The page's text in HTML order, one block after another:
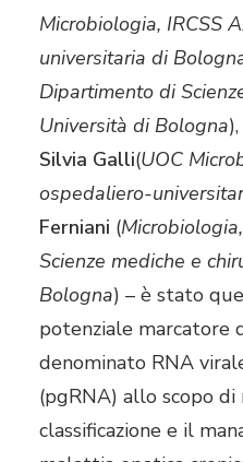
Microbiologia, IRCSS
universitaria di
Dipartimento di
Università di Bologna),
Silvia Galli(UOC
ospedaliero-
Ferniani (
Scienze mediche e
Bologna) – è stato
potenziale marcatore
denominato RNA
(pgRNA) allo scopo
classificazione e il